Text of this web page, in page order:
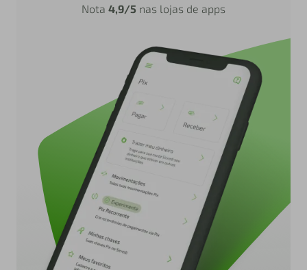
Nota 4,9/5 nas lojas de apps